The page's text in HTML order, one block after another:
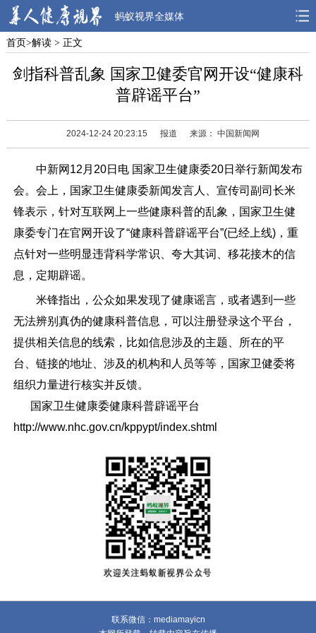
蚂蚁视界全媒体
首页 焦点 观点
风采
观察 解读 健康
首页>解读> 正文
剑指科普乱象 国家卫健委官网开设“健康科
普辟谣平台”
2024-12-24 20:23:15 报道 来源： 中国新闻网
中新网 12月20日电 国家卫生健康委20日举行新闻发布
会。会上，国家卫生健康委新闻发言人、宣传司副司长米
锋表示，针对互联网上一些健康科普的乱象，国家卫生健
康委专门在官网开设了“健康科普辟谣平台”(已经上线)，重
点针对一些明显违背科学常识、夸大其词、移花接木的信
息，定期辟谣。
米锋指出，公众如果发现了健康谣言，或者遇到一些
无法辨别真伪的健康科普信息，可以注册登录这个平台，
提供相关信息的线索，比如信息涉及的主题、所在的平
台、链接的地址、涉及的机构和人员等等，国家卫健委将
组织力量进行核实并反馈。
国家卫生健康委健康科普辟谣平台
http://www.nhc.gov.cn/kppypt/index.shtml
联系微信：mediamayicn